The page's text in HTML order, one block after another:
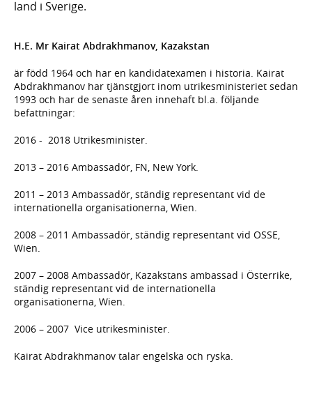
land i Sverige.
H.E. Mr Kairat Abdrakhmanov, Kazakstan
är född 1964 och har en kandidatexamen i historia. Kairat
Abdrakhmanov har tjänstgjort inom utrikesministeriet sedan
1993 och har de senaste åren innehaft bl.a. följande
befattningar:
2016 - 2018 Utrikesminister.
2013 – 2016 Ambassadör, FN, New York.
2011 – 2013 Ambassadör, ständig representant vid de
internationella organisationerna, Wien.
2008 – 2011 Ambassadör, ständig representant vid OSSE,
Wien.
2007 – 2008 Ambassadör, Kazakstans ambassad i Österrike,
ständig representant vid de internationella
organisationerna, Wien.
2006 – 2007 Vice utrikesminister.
Kairat Abdrakhmanov talar engelska och ryska.